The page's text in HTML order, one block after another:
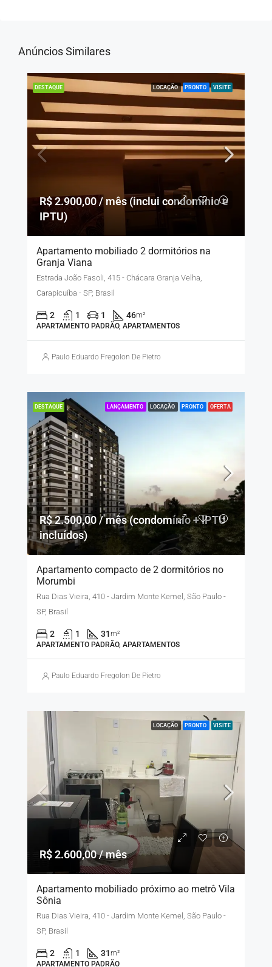
Anúncios Similares
DESTAQUE LOCAÇÃO PRONTO VISITE
R$ 2.900,00 / mês (inclui condomínio e
IPTU)
Apartamento mobiliado 2 dormitórios na
Granja Viana
Estrada João Fasoli, 415 - Chácara Granja Velha,
Carapicuíba - SP, Brasil
2 1 1 46m²
APARTAMENTO PADRÃO, APARTAMENTOS
Paulo Eduardo Fregolon De Pietro
DESTAQUE LANÇAMENTO LOCAÇÃO PRONTO OFERTA
R$ 2.500,00 / mês (condomínio + IPTU
incluídos)
Apartamento compacto de 2 dormitórios no
Morumbi
Rua Dias Vieira, 410 - Jardim Monte Kemel, São Paulo -
SP, Brasil
2 1 31m²
APARTAMENTO PADRÃO, APARTAMENTOS
Paulo Eduardo Fregolon De Pietro
LOCAÇÃO PRONTO VISITE
R$ 2.600,00 / mês
Apartamento mobiliado próximo ao metrô Vila
Sônia
Rua Dias Vieira, 410 - Jardim Monte Kemel, São Paulo -
SP, Brasil
2 1 31m²
APARTAMENTO PADRÃO